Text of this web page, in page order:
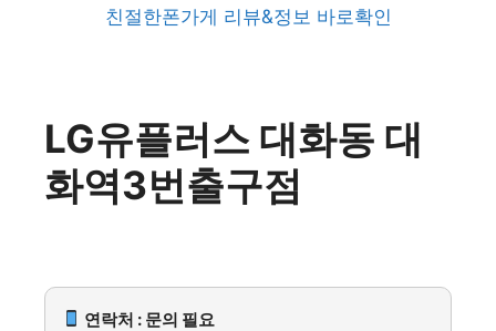
친절한폰가게 리뷰&정보 바로확인
LG유플러스 대화동 대
화역3번출구점
연락처 : 문의 필요